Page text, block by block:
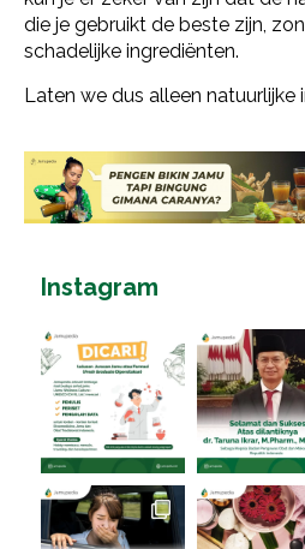
die je gebruikt de beste zijn,
schadelijke ingrediënten.
Laten we dus alleen natuurlijke
Instagram